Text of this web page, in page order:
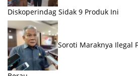
Diskoperindag Sidak 9 Produk Ini
Soroti Maraknya Ilegal